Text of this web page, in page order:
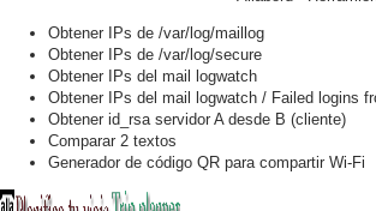
Obtener IPs de /var/log/maillog
Obtener IPs de /var/log/secure
Obtener IPs del mail logwatch
Obtener IPs del mail logwatch / Failed logins
Obtener id_rsa servidor A desde B (cliente)
Comparar 2 textos
Generador de código QR para compartir Wi-Fi